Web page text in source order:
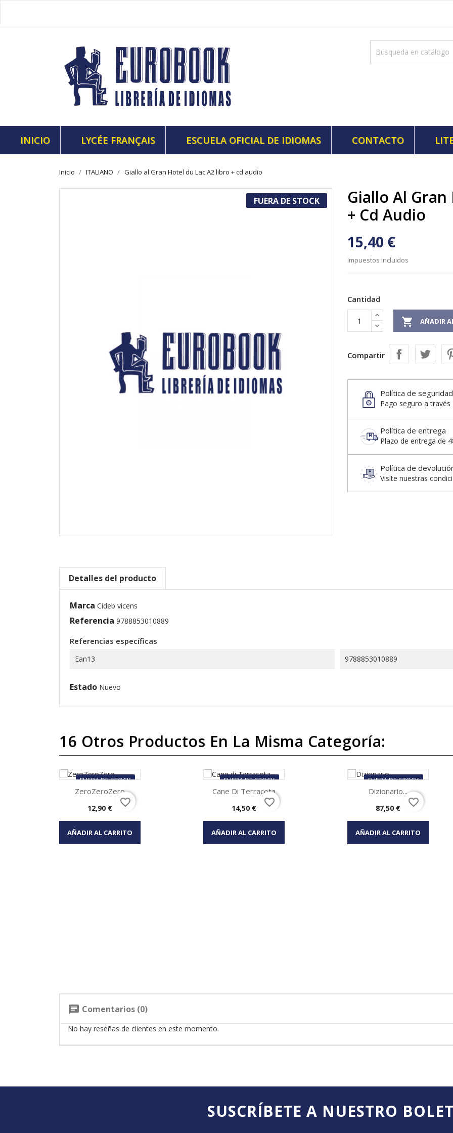
INICIO LYCÉE FRANÇAIS ESCUELA OFICIAL DE IDIOMAS CONTACTO
Inicio ITALIANO Giallo al Gran Hotel du Lac A2 libro + cd audio
FUERA DE STOCK
Giallo Al
+ Cd Audio
15,40 €
Impuestos incluidos
Cantidad
 AÑADIR
Compartir
Política de seguridad
Pago seguro a través
Política de entrega
Plazo de entrega de
Política de
Visite nuestras
Detalles del producto
Marca Cideb vicens
Referencia 9788853010889
Referencias específicas
Ean13 9788853010889
Estado Nuevo
16 Otros Productos En La Misma Categoría:
FUERA DE STOCK
Vista rápida
ZeroZeroZero
Precio
12,90 €
AÑADIR AL CARRITO
favorite_border
FUERA DE STOCK
Vista rápida
Cane Di Terracota
Precio
14,50 €
AÑADIR AL CARRITO
favorite_border
FUERA DE STOCK
Vista rápida
Dizionario...
Precio
87,50 €
AÑADIR AL CARRITO
favorite_border
chat Comentarios (0)
No hay reseñas de clientes en este momento.
SUSCRÍBETE A NUESTRO